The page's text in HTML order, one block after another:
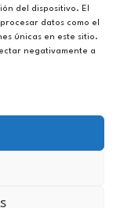
del dispositivo. El
datos como el
únicas en este sitio.
negativamente a
en Jaén